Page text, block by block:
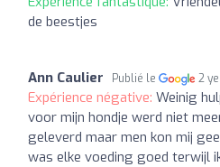
de beestjes
Ann Caulier Publié le 2
Expérience négative: Weinig
voor mijn hondje werd niet
geleverd maar men kon mij
was elke voeding goed terwijl